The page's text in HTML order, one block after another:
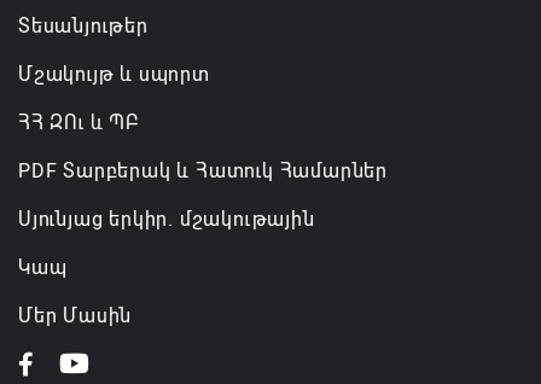
Տեսանյութեր
Մշակույթ և սպորտ
ՀՀ ԶՈւ և ՊԲ
PDF Տարբերակ և Հատուկ Համարներ
Սյունյաց երկիր. մշակութային
Կապ
Մեր Մասին